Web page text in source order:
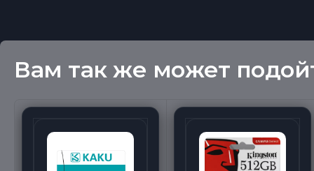
Вам так же может